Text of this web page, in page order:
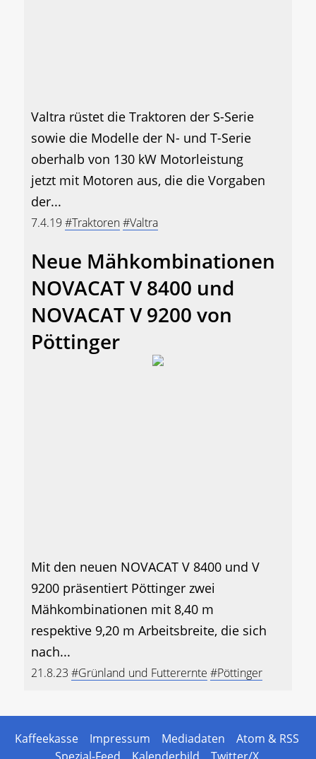
Valtra rüstet die Traktoren der S-Serie
sowie die Modelle der N- und T-Serie
oberhalb von 130 kW Motorleistung
jetzt mit Motoren aus, die die Vorgaben
der...
7.4.19 #Traktoren#Valtra
Neue Mähkombinationen
NOVACAT V 8400 und
NOVACAT V 9200 von
Pöttinger
Mit den neuen NOVACAT V 8400 und V
9200 präsentiert Pöttinger zwei
Mähkombinationen mit 8,40 m
respektive 9,20 m Arbeitsbreite, die sich
nach...
21.8.23 #Grünland und Futterernte #Pöttinger
Kaffeekasse Impressum Mediadaten
Atom & RSS